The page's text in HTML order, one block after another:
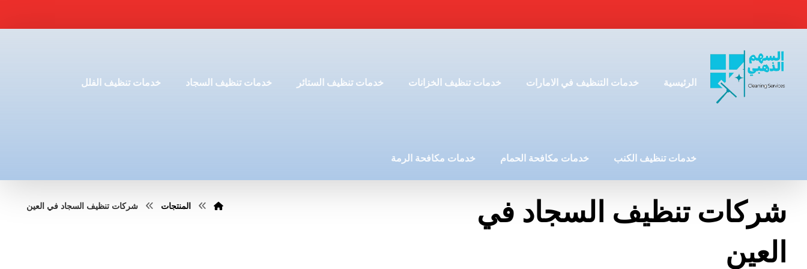
الرئيسية خدمات التنظيف في الامارات خدمات تنظيف الخزانات خدمات تنظيف الستائر خدمات تنظيف السجاد خدمات تنظيف الفلل
خدمات تنظيف الكنب خدمات مكافحة الحمام خدمات مكافحة الرمة
شركات تنظيف السجاد في
العين
المنتجات شركات تنظيف السجاد في العين